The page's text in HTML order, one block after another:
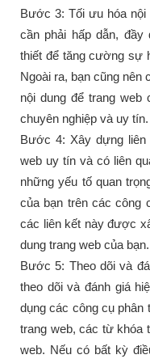
Bước 3: Tối ưu hóa nội
cần phải hấp dẫn,
thiết để tăng cường sự
Ngoài ra, bạn cũng nên
nội dung để trang
chuyên nghiệp và uy tín.
Bước 4: Xây dựng
web uy tín và có liên
những yếu tố quan
của bạn trên các công
các liên kết này được
dung trang web của bạn.
Bước 5: Theo dõi và
theo dõi và đánh giá
dụng các công cụ
trang web, các từ khóa
web. Nếu có bất kỳ